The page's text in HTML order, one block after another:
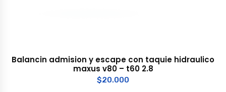
Balancin admision y escape con taquie hidraulico
maxus v80 – t60 2.8
$20.000